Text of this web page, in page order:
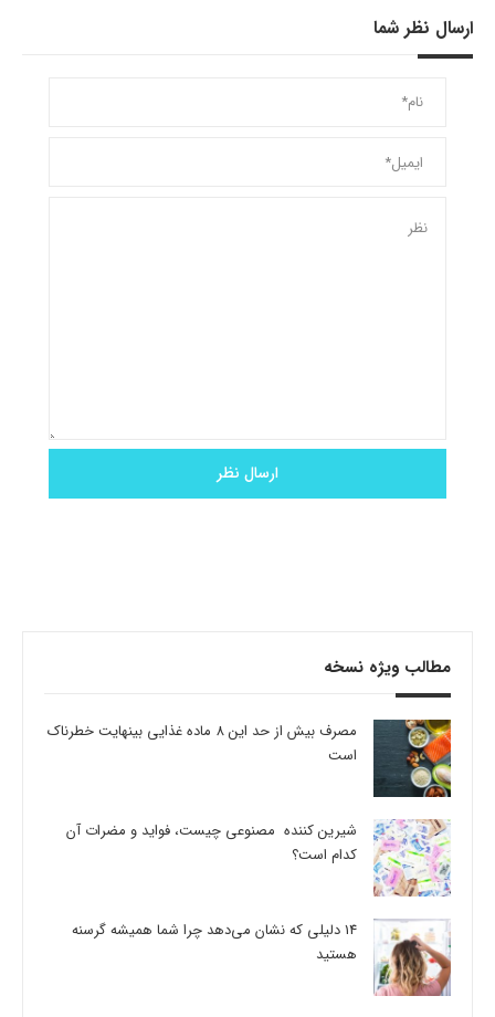
ارسال نظر شما
مطالب ویژه نسخه
مصرف بیش از حد این 8 ماده غذایی بینهایت خطرناک
است
شیرین کننده مصنوعی چیست، فواید و مضرات آن
کدام است؟
14 دلیلی که نشان می‌دهد چرا شما همیشه گرسنه
هستید